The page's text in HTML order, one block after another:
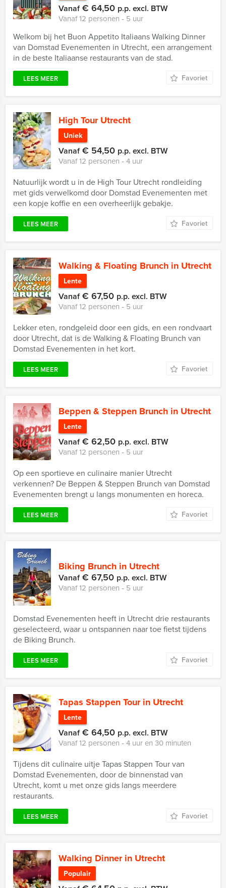
Vanaf€ 64,50 p.p. excl. BTW
Vanaf 12 personen ‐ 5 uur
Welkom bij het Buon Appetito Italiaans Walking Dinner
van Domstad Evenementen in Utrecht, een arrangement
in de beste Italiaanse restaurants van de stad.
LEES MEER Favoriet
High Tour Utrecht
Uniek
Vanaf€ 54,50 p.p. excl. BTW
Vanaf 12 personen ‐ 4 uur
Natuurlijk wordt u in de High Tour Utrecht rondleiding
met gids verwelkomd door Domstad Evenementen met
een kopje koffie en een overheerlijk gebakje.
LEES MEER Favoriet
Walking & Floating Brunch in Utrecht
Lente
Vanaf€ 67,50 p.p. excl. BTW
Vanaf 12 personen ‐ 5 uur
Lekker eten, rondgeleid door een gids, en een rondvaart
door Utrecht, dat is de Walking & Floating Brunch van
Domstad Evenementen in het kort.
LEES MEER Favoriet
Beppen & Steppen Brunch in Utrecht
Lente
Vanaf€ 62,50 p.p. excl. BTW
Vanaf 12 personen ‐ 5 uur
Op een sportieve en culinaire manier Utrecht
verkennen? De Beppen & Steppen Brunch van Domstad
Evenementen brengt u langs monumenten en horeca.
LEES MEER Favoriet
Biking Brunch in Utrecht
Vanaf€ 67,50 p.p. excl. BTW
Vanaf 12 personen ‐ 5 uur
Domstad Evenementen heeft in Utrecht drie restaurants
geselecteerd, waar u ontspannen naar toe fietst tijdens
de Biking Brunch.
LEES MEER Favoriet
Tapas Stappen Tour in Utrecht
Lente
Vanaf€ 64,50 p.p. excl. BTW
Vanaf 12 personen ‐ 4 uur en 30 minuten
Tijdens dit culinaire uitje Tapas Stappen Tour van
Domstad Evenementen, door de binnenstad van
Utrecht, komt u met onze gids langs meerdere
restaurants.
LEES MEER Favoriet
Walking Dinner in Utrecht
Populair